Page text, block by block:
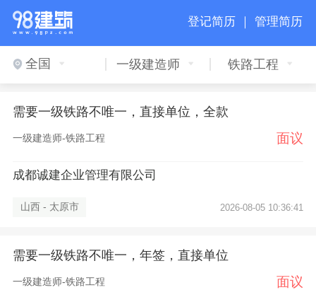
登记简历 ｜ 管理简历
全国 一级建造师 铁路工程
需要一级铁路不唯一，直接单位，全款
一级建造师-铁路工程 面议
成都诚建企业管理有限公司
山西 - 太原市 2026-08-05 10:36:41
需要一级铁路不唯一，年签，直接单位
一级建造师-铁路工程 面议
×